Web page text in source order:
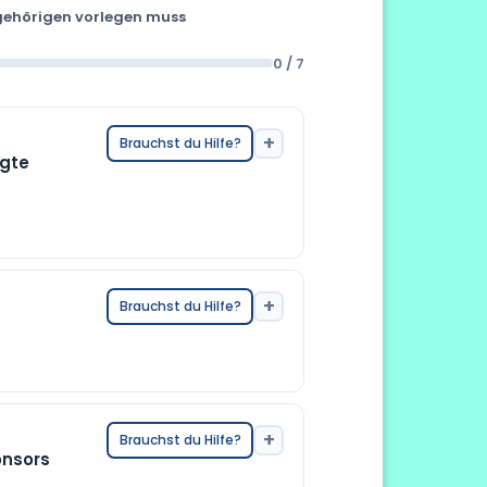
vorlegen muss
0 / 7
Brauchst du Hilfe? +
Verzögerungen bei der Bearbeitung
des Sponsors, um eine nicht
Brauchst du Hilfe? +
Brauchst du Hilfe? +